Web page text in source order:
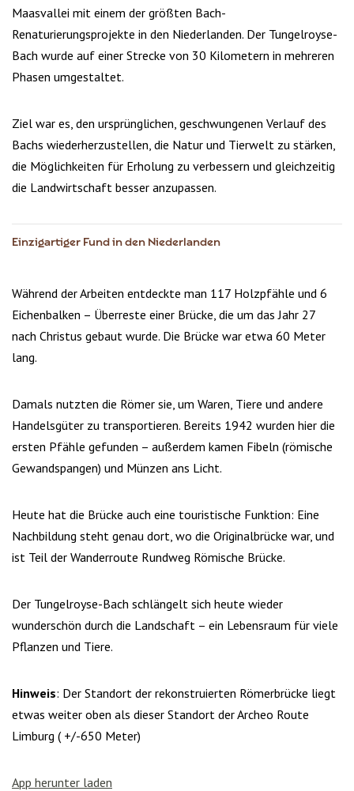
Maasvallei mit einem der größten Bach-
Renaturierungsprojekte in den Niederlanden. Der Tungelroyse-
Bach wurde auf einer Strecke von 30 Kilometern in mehreren
Phasen umgestaltet.
Ziel war es, den ursprünglichen, geschwungenen Verlauf des
Bachs wiederherzustellen, die Natur und Tierwelt zu stärken,
die Möglichkeiten für Erholung zu verbessern und gleichzeitig
die Landwirtschaft besser anzupassen.
Einzigartiger Fund in den Niederlanden
Während der Arbeiten entdeckte man 117 Holzpfähle und 6
Eichenbalken – Überreste einer Brücke, die um das Jahr 27
nach Christus gebaut wurde. Die Brücke war etwa 60 Meter
lang.
Damals nutzten die Römer sie, um Waren, Tiere und andere
Handelsgüter zu transportieren. Bereits 1942 wurden hier die
ersten Pfähle gefunden – außerdem kamen Fibeln (römische
Gewandspangen) und Münzen ans Licht.
Heute hat die Brücke auch eine touristische Funktion: Eine
Nachbildung steht genau dort, wo die Originalbrücke war, und
ist Teil der Wanderroute Rundweg Römische Brücke.
Der Tungelroyse-Bach schlängelt sich heute wieder
wunderschön durch die Landschaft – ein Lebensraum für viele
Pflanzen und Tiere.
Hinweis: Der Standort der rekonstruierten Römerbrücke liegt
etwas weiter oben als dieser Standort der Archeo Route
Limburg ( +/-650 Meter)
App herunter laden